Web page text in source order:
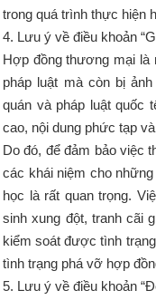
trong quá trình thực hiện
4. Lưu ý về điều khoản
Hợp đồng thương mại là
pháp luật mà còn bị
quán và pháp luật quốc
cao, nội dung phức tạp
Do đó, để đảm bảo việc
các khái niệm cho
học là rất quan trọng.
sinh xung đột, tranh cãi
kiểm soát được tình
tình trạng phá vỡ hợp
5. Lưu ý về điều khoản